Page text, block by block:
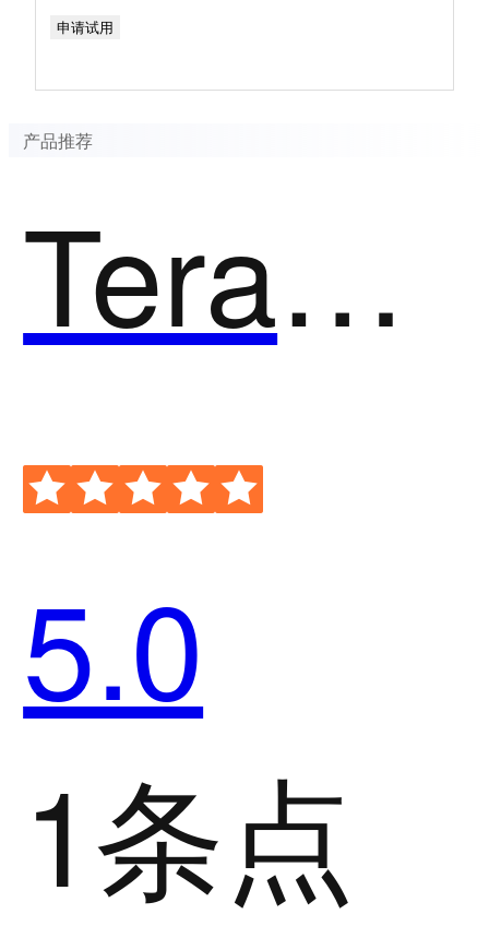
申请试用
产品推荐
Teradata Vantage
5.0
1条点